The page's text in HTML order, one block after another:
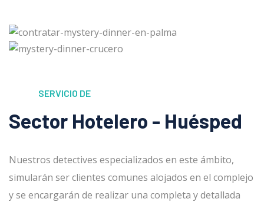
SERVICIO DE
Sector Hotelero - Huésped
Nuestros detectives especializados en este ámbito,
simularán ser clientes comunes alojados en el complejo
y se encargarán de realizar una completa y detallada